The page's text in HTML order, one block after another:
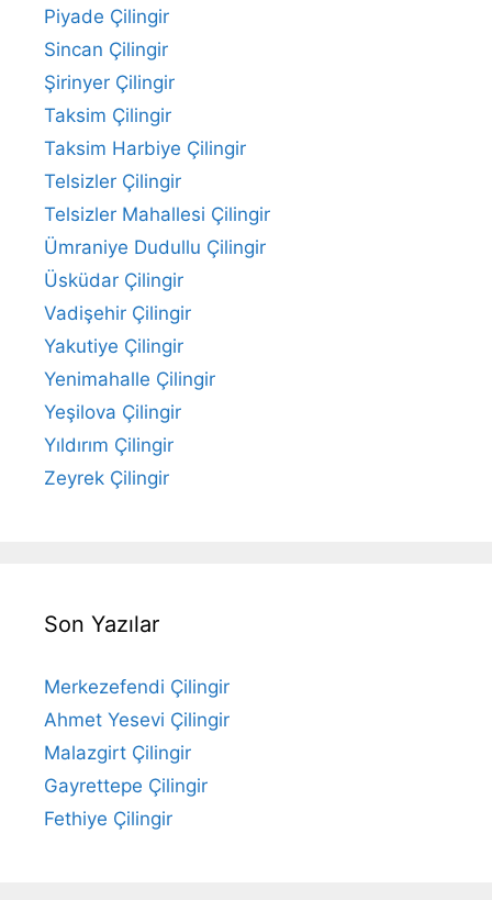
Piyade Çilingir
Sincan Çilingir
Şirinyer Çilingir
Taksim Çilingir
Taksim Harbiye Çilingir
Telsizler Çilingir
Telsizler Mahallesi Çilingir
Ümraniye Dudullu Çilingir
Üsküdar Çilingir
Vadişehir Çilingir
Yakutiye Çilingir
Yenimahalle Çilingir
Yeşilova Çilingir
Yıldırım Çilingir
Zeyrek Çilingir
Son Yazılar
Merkezefendi Çilingir
Ahmet Yesevi Çilingir
Malazgirt Çilingir
Gayrettepe Çilingir
Fethiye Çilingir